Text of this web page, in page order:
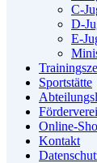
C-
D-
E-
Sportstätte
Online-
Kontakt